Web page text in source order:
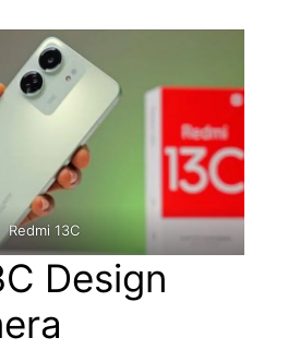
Redmi 13C
Design